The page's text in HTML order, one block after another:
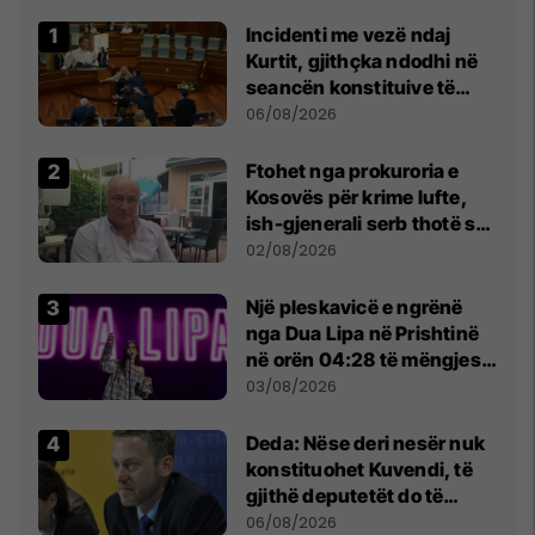
Incidenti me vezë ndaj
Kurtit, gjithçka ndodhi në
seancën konstituive të
Kuvendit
06/08/2026
Ftohet nga prokuroria e
Kosovës për krime lufte,
ish-gjenerali serb thotë se
dikush e tradhtoi në
02/08/2026
Një pleskavicë e ngrënë
nga Dua Lipa në Prishtinë
në orën 04:28 të mëngjesit
- dhe bota digjitale serbe
03/08/2026
Deda: Nëse deri nesër nuk
konstituohet Kuvendi, të
gjithë deputetët do të
bëjnë shkelje të rëndë
06/08/2026